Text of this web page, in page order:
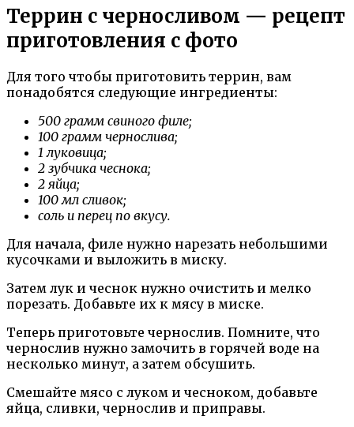
Террин с черносливом — рецепт
приготовления с фото
Для того чтобы приготовить террин, вам
понадобятся следующие ингредиенты:
500 грамм свиного филе;
100 грамм чернослива;
1 луковица;
2 зубчика чеснока;
2 яйца;
100 мл сливок;
соль и перец по вкусу.
Для начала, филе нужно нарезать небольшими
кусочками и выложить в миску.
Затем лук и чеснок нужно очистить и мелко
порезать. Добавьте их к мясу в миске.
Теперь приготовьте чернослив. Помните, что
чернослив нужно замочить в горячей воде на
несколько минут, а затем обсушить.
Смешайте мясо с луком и чесноком, добавьте
яйца, сливки, чернослив и приправы.